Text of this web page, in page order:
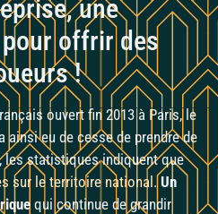
une
offrir des
!
ouvert fin 2013 à Paris, le
ainsi eu de cesse de prendre de
les statistiques indiquent que
sur le territoire national . Un
qui continue de grandir